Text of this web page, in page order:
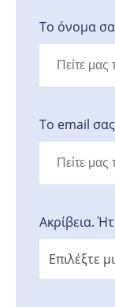
Το όνομα
Το email σας
Ακρίβεια.